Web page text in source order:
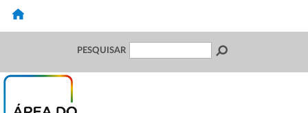
PESQUISAR